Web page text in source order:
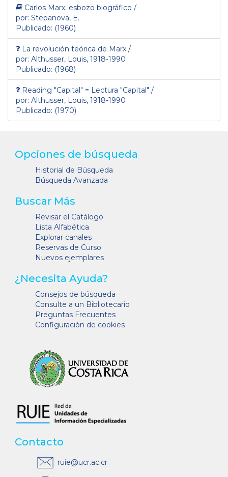
Carlos Marx: esbozo biográfico /
por: Stepanova, E.
Publicado: (1960)
La revolución teórica de Marx /
por: Althusser, Louis, 1918-1990
Publicado: (1968)
Reading "Capital" = Lectura "Capital" /
por: Althusser, Louis, 1918-1990
Publicado: (1970)
Opciones de búsqueda
Historial de Búsqueda
Búsqueda Avanzada
Buscar Más
Revisar el Catálogo
Lista Alfabética
Explorar canales
Reservas de Curso
Nuevos ejemplares
¿Necesita Ayuda?
Consejos de búsqueda
Consulte a un Bibliotecario
Preguntas Frecuentes
Configuración de cookies
Contacto
ruie@ucr.ac.cr